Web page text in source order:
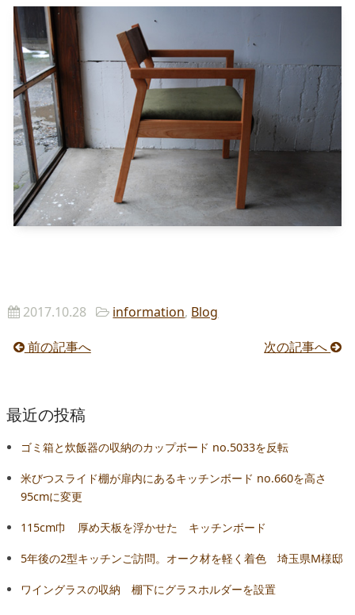
2017.10.28 information, Blog
前の記事へ
次の記事へ
最近の投稿
ゴミ箱と炊飯器の収納のカップボード no.5033を反転
米びつスライド棚が扉内にあるキッチンボード no.660を高さ
95cmに変更
115cm巾 厚め天板を浮かせた キッチンボード
5年後の2型キッチンご訪問。オーク材を軽く着色 埼玉県M様邸
ワイングラスの収納 棚下にグラスホルダーを設置